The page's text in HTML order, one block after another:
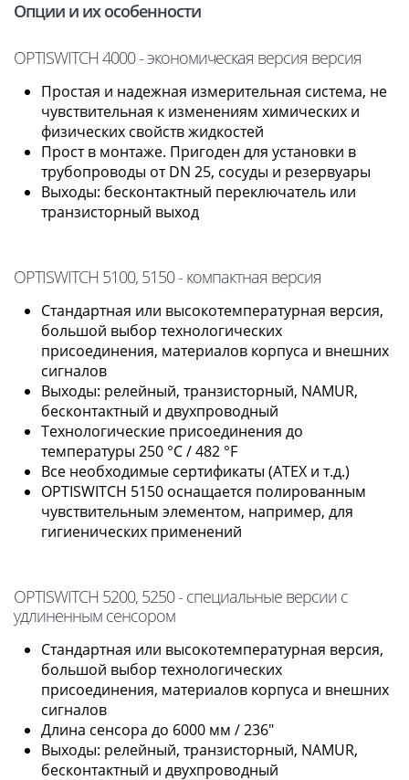
Опции и их особенности
OPTISWITCH 4000 - экономическая версия версия
Простая и надежная измерительная система, не
чувствительная к изменениям химических и
физических свойств жидкостей
Прост в монтаже. Пригоден для установки в
трубопроводы от DN 25, сосуды и резервуары
Выходы: бесконтактный переключатель или
транзисторный выход
OPTISWITCH 5100, 5150 - компактная версия
Стандартная или высокотемпературная версия,
большой выбор технологических
присоединения, материалов корпуса и внешних
сигналов
Выходы: релейный, транзисторный, NAMUR,
бесконтактный и двухпроводный
Технологические присоединения до
температуры 250 °C / 482 °F
Все необходимые сертификаты (ATEX и т.д.)
OPTISWITCH 5150 оснащается полированным
чувствительным элементом, например, для
гигиенических применений
OPTISWITCH 5200, 5250 - специальные версии с
удлиненным сенсором
Стандартная или высокотемпературная версия,
большой выбор технологических
присоединения, материалов корпуса и внешних
сигналов
Длина сенсора до 6000 мм / 236"
Выходы: релейный, транзисторный, NAMUR,
бесконтактный и двухпроводный